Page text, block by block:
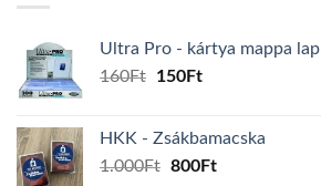
Ultra Pro - kártya mappa lap
160Ft
Original
160Ft.
150FtCurrent
150Ft.
HKK - Zsákbamacska
1.000Ft Original
800FtCurrent